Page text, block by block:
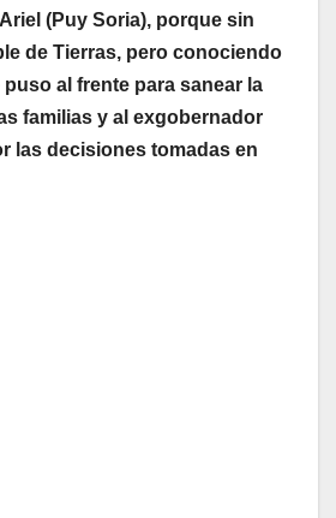
(Puy Soria), porque sin
de Tierras, pero conociendo
al frente para sanear la
familias y al exgobernador
las decisiones tomadas en